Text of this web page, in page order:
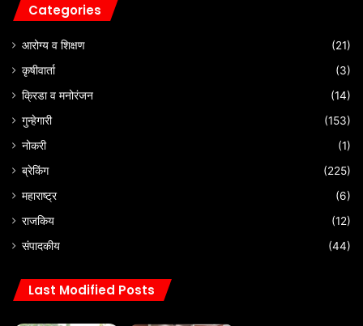
Categories
आरोग्य व शिक्षण
(21)
कृषीवार्ता
(3)
क्रिडा व मनोरंजन
(14)
गुन्हेगारी
(153)
नोकरी
(1)
ब्रेकिंग
(225)
महाराष्ट्र
(6)
राजकिय
(12)
संपादकीय
(44)
Last Modified Posts